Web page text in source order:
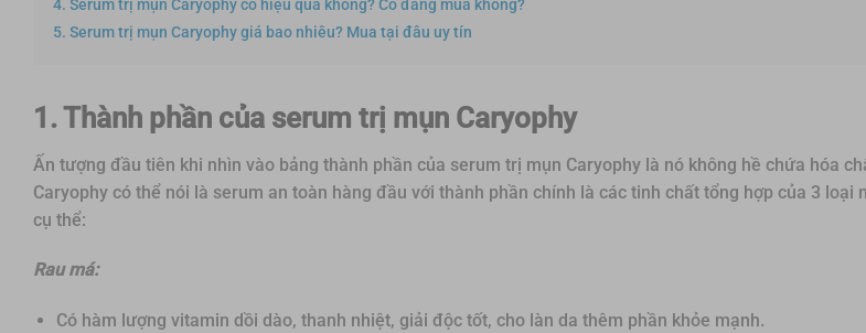
4. Serum trị mụn Caryophy có hiệu quả không? Có đáng mua không?
5. Serum trị mụn Caryophy giá bao nhiêu? Mua tại đâu uy tín
1. Thành phần của serum trị mụn Caryophy
Ấn tượng đầu tiên khi nhìn vào bảng thành phần của serum trị mụn Caryophy là nó không hề chứa hóa
Caryophy có thể nói là serum an toàn hàng đầu với thành phần chính là các tinh chất tổng hợp của 3 loại
cụ thể:
Rau má:
Có hàm lượng vitamin dồi dào, thanh nhiệt, giải độc tốt, cho làn da thêm phần khỏe mạnh.